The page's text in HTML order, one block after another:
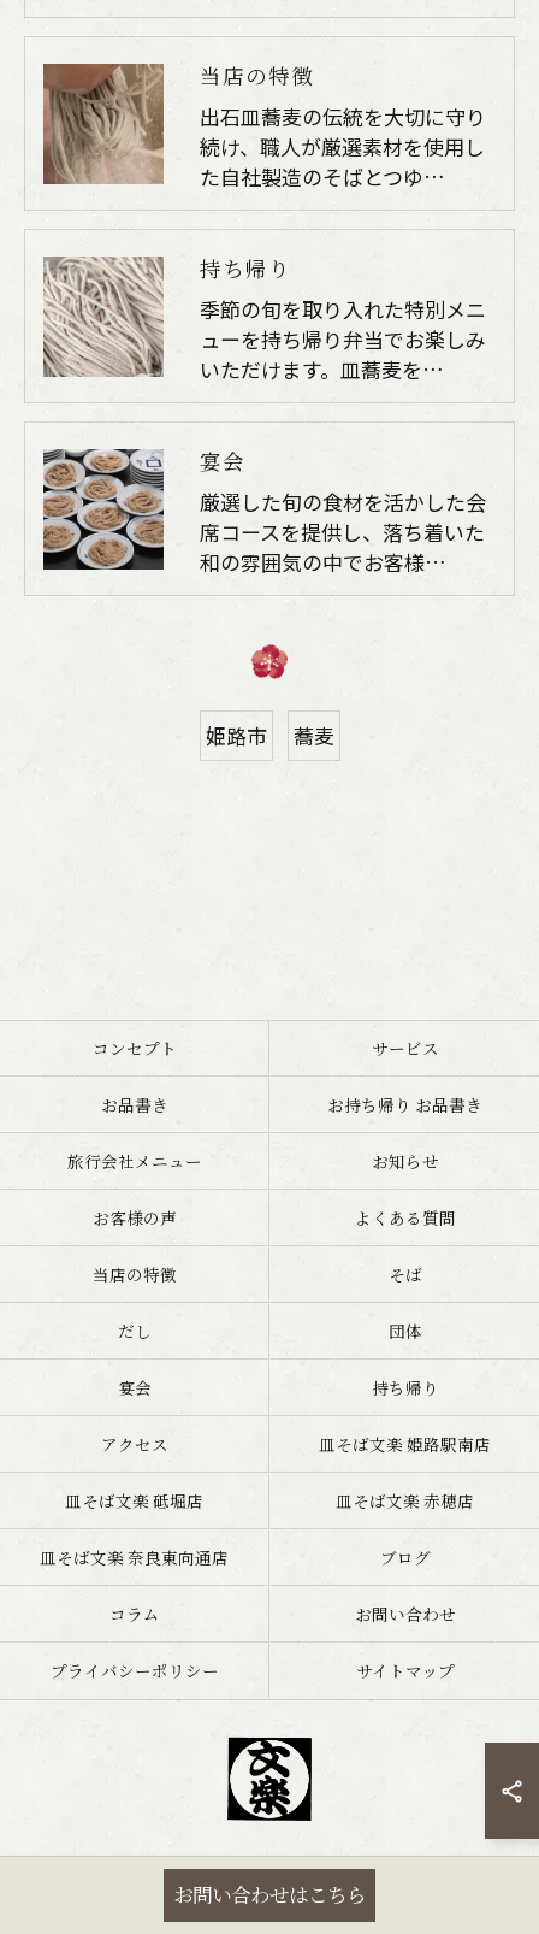
当店の特徴
出石皿蕎麦の伝統を大切に守り
続け、職人が厳選素材を使用し
た自社製造のそばとつゆ…
持ち帰り
季節の旬を取り入れた特別メニ
ューを持ち帰り弁当でお楽しみ
いただけます。皿蕎麦を…
宴会
厳選した旬の食材を活かした会
席コースを提供し、落ち着いた
和の雰囲気の中でお客様…
姫路市 蕎麦
お問い合わせはこちら
コンセプト サービス
お品書き お持ち帰り お品書き
旅行会社メニュー お知らせ
お客様の声 よくある質問
当店の特徴 そば
だし 団体
宴会 持ち帰り
アクセス 皿そば文楽 姫路駅南店
皿そば文楽 砥堀店 皿そば文楽 赤穂店
皿そば文楽 奈良東向通店 ブログ
コラム お問い合わせ
プライバシーポリシー サイトマップ
© 2026 兵庫県姫路市の蕎麦なら文楽皿そば 姫路駅南店 ALL RIGHTS
RESERVED.